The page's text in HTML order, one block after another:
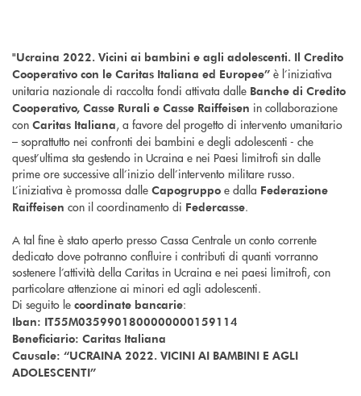
"Ucraina 2022. Vicini ai bambini e agli adolescenti. Il Credito
Cooperativo con le Caritas Italiana ed Europee” è l’iniziativa
unitaria nazionale di raccolta fondi attivata dalle Banche di Credito
Cooperativo, Casse Rurali e Casse Raiffeisen in collaborazione
con Caritas Italiana, a favore del progetto di intervento umanitario
– soprattutto nei confronti dei bambini e degli adolescenti - che
quest’ultima sta gestendo in Ucraina e nei Paesi limitrofi sin dalle
prime ore successive all’inizio dell’intervento militare russo.
L’iniziativa è promossa dalle Capogruppo e dalla Federazione
Raiffeisen con il coordinamento di Federcasse.
A tal fine è stato aperto presso Cassa Centrale un conto corrente
dedicato dove potranno confluire i contributi di quanti vorranno
sostenere l’attività della Caritas in Ucraina e nei paesi limitrofi, con
particolare attenzione ai minori ed agli adolescenti.
Di seguito le coordinate bancarie:
Iban: IT55M0359901800000000159114
Beneficiario: Caritas Italiana
Causale: “UCRAINA 2022. VICINI AI BAMBINI E AGLI
ADOLESCENTI”